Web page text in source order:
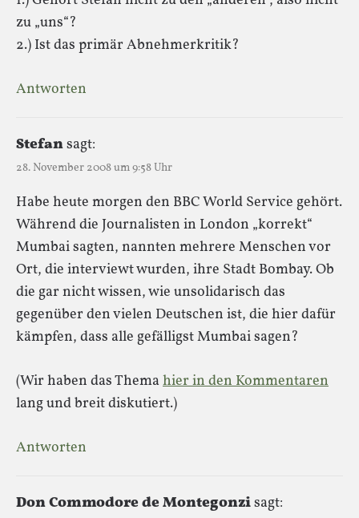
zu „uns“?
2.) Ist das primär Abnehmerkritik?
Antworten
Stefansagt:
28. November 2008 um 9:58 Uhr
Habe heute morgen den BBC World Service gehört.
Während die Journalisten in London „korrekt“
Mumbai sagten, nannten mehrere Menschen vor
Ort, die interviewt wurden, ihre Stadt Bombay. Ob
die gar nicht wissen, wie unsolidarisch das
gegenüber den vielen Deutschen ist, die hier dafür
kämpfen, dass alle gefälligst Mumbai sagen?
(Wir haben das Themahier in den Kommentaren
lang und breit diskutiert.)
Antworten
Don Commodore de Montegonzisagt: